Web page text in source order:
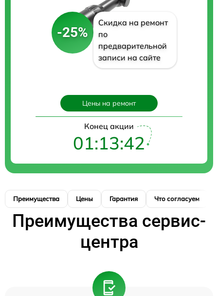
-25%
Скидка на ремонт
по
предварительной
записи на сайте
Цены на ремонт
Конец акции
01:13:41
Преимущества Цены Гарантия Что согласуем
Преимущества сервис-
центра